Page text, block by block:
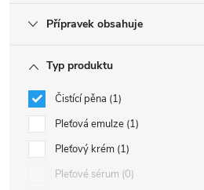
Přípravek obsahuje
Typ produktu
Čistící pěna 1
Pleťová emulze 1
Pleťový krém 1
Pleťové sérum 0